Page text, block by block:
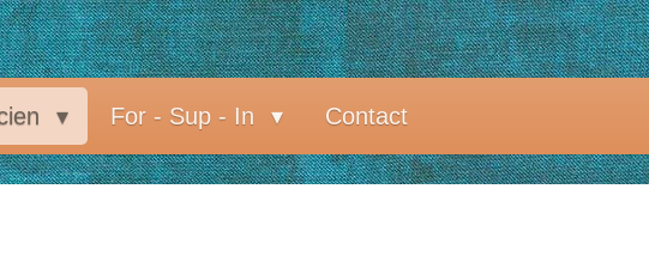
For - Sup - In Contact